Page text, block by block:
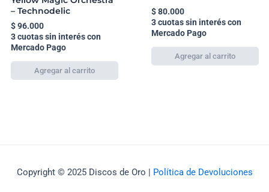
– Technodelic
$96.000
3 cuotas sin interés con
Mercado Pago
$80.000
3 cuotas sin interés con
Mercado Pago
Copyright © 2025 Discos de Oro | Política de Devoluciones